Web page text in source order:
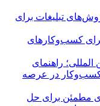
تبلیغات برای
کسب‌وکارهای
المللی؛ راهنمای
کسب‌وکار در عرصه
مطمئن برای حل